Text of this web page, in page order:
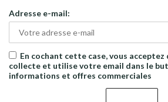
Adresse e-mail:
En cochant cette case, vous acceptez
collecte et utilise votre email dans le
informations et offres commerciales